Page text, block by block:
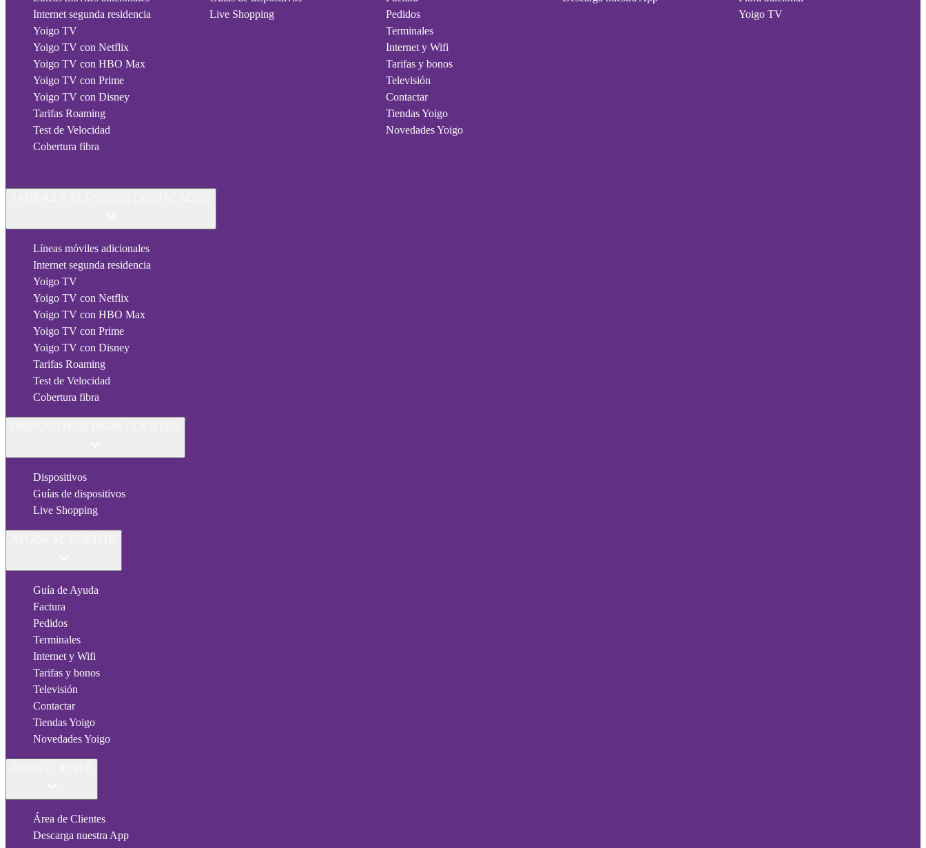
Internet segunda residencia
Yoigo TV
Yoigo TV con Netflix
Yoigo TV con HBO Max
Yoigo TV con Prime
Yoigo TV con Disney
Tarifas Roaming
Test de Velocidad
Cobertura fibra
Live Shopping
Pedidos
Terminales
Internet y Wifi
Tarifas y bonos
Televisión
Contactar
Tiendas Yoigo
Novedades Yoigo
Yoigo TV
Líneas móviles adicionales
Internet segunda residencia
Yoigo TV
Yoigo TV con Netflix
Yoigo TV con HBO Max
Yoigo TV con Prime
Yoigo TV con Disney
Tarifas Roaming
Test de Velocidad
Cobertura fibra
Dispositivos
Guías de dispositivos
Live Shopping
Guía de Ayuda
Factura
Pedidos
Terminales
Internet y Wifi
Tarifas y bonos
Televisión
Contactar
Tiendas Yoigo
Novedades Yoigo
Área de Clientes
Descarga nuestra App